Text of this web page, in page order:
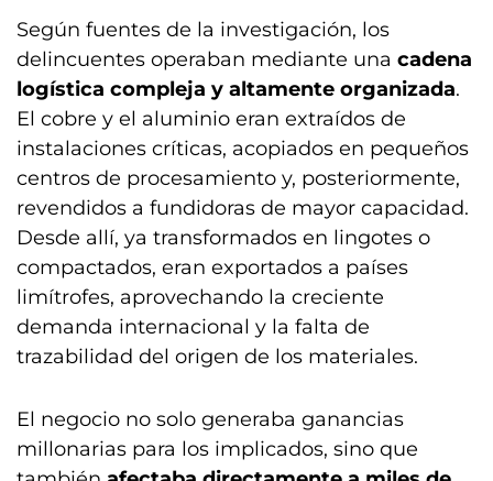
Según fuentes de la investigación, los
delincuentes operaban mediante una cadena
logística compleja y altamente organizada.
El cobre y el aluminio eran extraídos de
instalaciones críticas, acopiados en pequeños
centros de procesamiento y, posteriormente,
revendidos a fundidoras de mayor capacidad.
Desde allí, ya transformados en lingotes o
compactados, eran exportados a países
limítrofes, aprovechando la creciente
demanda internacional y la falta de
trazabilidad del origen de los materiales.
El negocio no solo generaba ganancias
millonarias para los implicados, sino que